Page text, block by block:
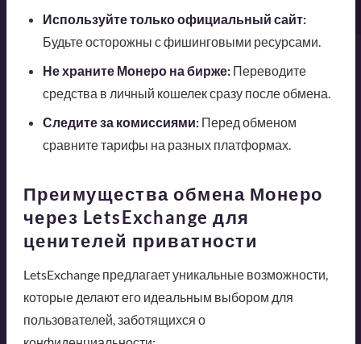
Используйте только официальный сайт:
Будьте осторожны с фишинговыми ресурсами.
Не храните Монеро на бирже:Переводите
средства в личный кошелек сразу после обмена.
Следите за комиссиями:Перед обменом
сравните тарифы на разных платформах.
Преимущества обмена Монеро
через LetsExchange для
ценителей приватности
LetsExchange предлагает уникальные возможности,
которые делают его идеальным выбором для
пользователей, заботящихся о